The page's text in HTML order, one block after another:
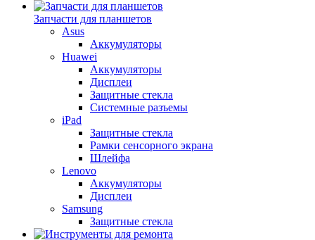
Запчасти для планшетов
Asus
Аккумуляторы
Huawei
Аккумуляторы
Дисплеи
Защитные стекла
Системные разъемы
iPad
Защитные стекла
Рамки сенсорного экрана
Шлейфа
Lenovo
Аккумуляторы
Дисплеи
Samsung
Защитные стекла